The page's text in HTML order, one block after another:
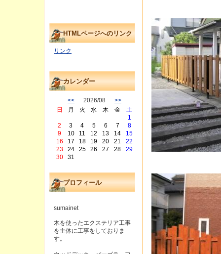
HTMLページへのリンク
リンク
カレンダー
<< 2026/08 >>
日
月 火 水 木 金
土
1
2
3 4 5 6 7
8
9
10 11 12 13 14
15
16
17 18 19 20 21
22
23
24 25 26 27 28
29
30
31
プロフィール
sumainet
木を使ったエクステリア工事
を主体に工事をしておりま
す。